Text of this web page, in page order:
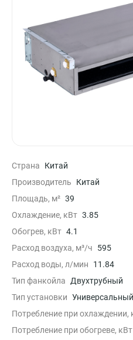
Страна
Китай
Производитель
Китай
Площадь, м² 39
Охлаждение, кВт 3.85
Обогрев, кВт 4.1
Расход воздуха, м³/ч
595
Расход воды, л/мин
11.84
Тип фанкойла
Двухтрубный
Тип установки Универсальный
Потребление при охлаждении,
Потребление при обогреве, кВт